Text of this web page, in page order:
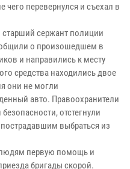
чего перевернулся и съехал в
сержант полиции
о произошедшем в
и направились к месту
средства находились двое
они не могли
авто. Правоохранители
отстегнули
выбраться из
первую помощь и
бригады скорой.